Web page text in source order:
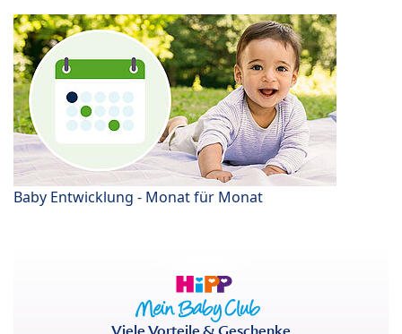
Baby Entwicklung - Monat für Monat